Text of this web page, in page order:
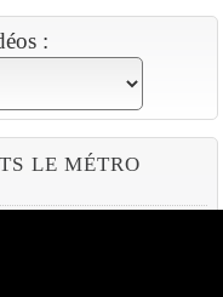
:
LE MÉTRO